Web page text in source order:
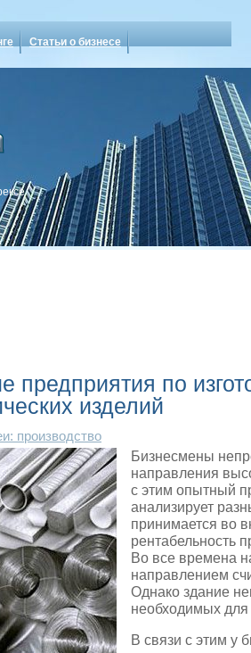
Статьи о бизнесе
предприятия по
изделий
производство
Бизнесмены
направления
с этим опытный
анализирует
принимается во
рентабельность
Во все времена
направлением
Однако здание
необходимых для
В связи с этим у